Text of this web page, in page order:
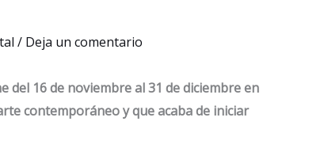
/ Deja un comentario
16 de noviembre al 31 de diciembre en
contemporáneo y que acaba de iniciar